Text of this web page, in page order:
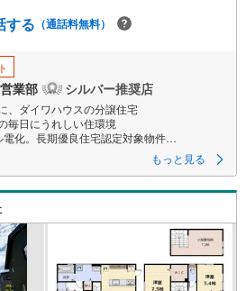
する （通話料無料）
業部 シルバー推奨店
、ダイワハウスの分譲住宅
毎日にうれしい住環境
化。長期優良住宅認定対象物件
、新しい暮らしが始まる住まい
、
ます。
もっと見る